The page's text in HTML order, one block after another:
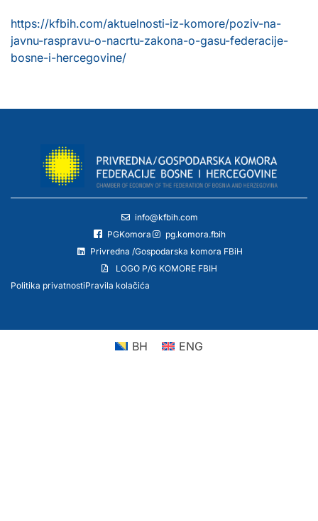
https://kfbih.com/aktuelnosti-iz-komore/poziv-na-
javnu-raspravu-o-nacrtu-zakona-o-gasu-federacije-
bosne-i-hercegovine/
info@kfbih.com
PGKomora
pg.komora.fbih
Privredna /Gospodarska komora FBiH
LOGO P/G KOMORE FBIH
Politika privatnostiPravila kolačića
BH ENG